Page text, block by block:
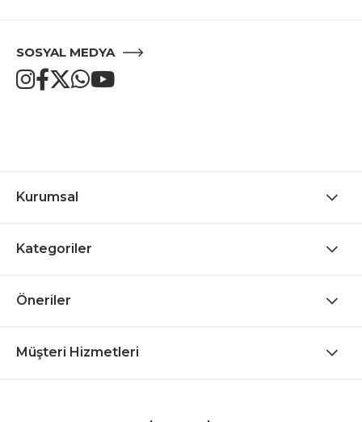
SOSYAL MEDYA
Kurumsal
Kategoriler
Öneriler
Müşteri Hizmetleri